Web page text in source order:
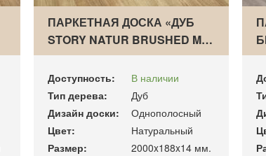
ПАРКЕТНАЯ ДОСКА «ДУБ
STORY NATUR BRUSHED M…
Доступность:
В наличии
Тип дерева:
Дуб
Дизайн доски:
Однополосный
Цвет:
Натуральный
Размер:
2000x188x14 мм.